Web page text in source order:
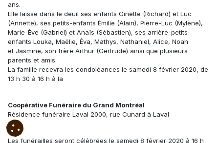
ans.
Elle laisse dans le deuil ses enfants Ginette (Richard) et Luc
(Annette), ses petits-enfants Émilie (Alain), Pierre-Luc (Mylène),
Marie-Ève (Gabriel) et Anaïs (Sébastien), ses arrière-petits-
enfants Louka, Maëlie, Èva, Mathys, Nathaniel, Alice, Noah
et Jasmine, son frère Arthur (Gertrude) ainsi que plusieurs
parents et amis.
La famille recevra les condoléances le samedi 8 février 2020, de
13 h 30 à 16 h à la
Coopérative Funéraire du Grand Montréal
Résidence funéraire Laval 2000, rue Cunard à Laval
Les funérailles seront célébrées le samedi 8 février 2020 à 16 h